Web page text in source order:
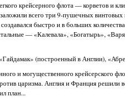
крейсерного флота — корветов и
всего три 9-пушечных
быстро и в больших
— «Калевала», «Богатырь»,
(построенный в Англии),
и могущественного крейсерского
царизма. Англия и Франция решили
план...